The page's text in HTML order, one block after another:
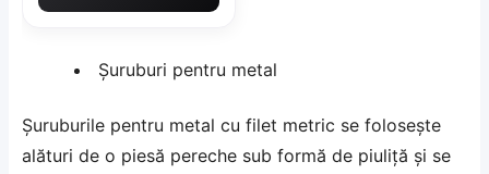
Șuruburi pentru metal
Șuruburile pentru metal cu filet metric se folosește
alături de o piesă pereche sub formă de piuliță și se